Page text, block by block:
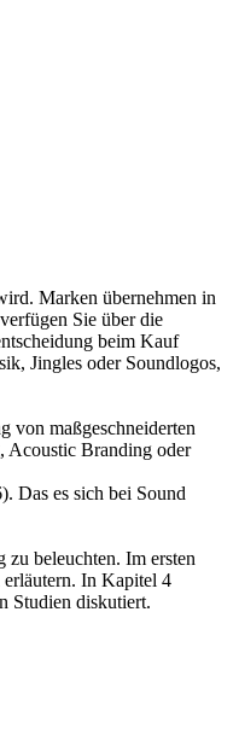
Marken übernehmen in
Sie über die
beim Kauf
Jingles oder Soundlogos,
von maßgeschneiderten
Acoustic Branding oder
Das es sich bei Sound
beleuchten. Im ersten
erläutern. In Kapitel 4
Studien diskutiert.